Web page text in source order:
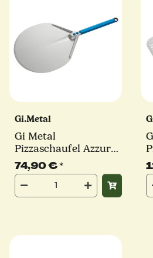
Gi.Metal
Gi Metal
Pizzaschaufel Azzurra
| Ø 36 cm | Stiel 30
cm | rund
74,90 €*
|